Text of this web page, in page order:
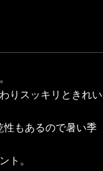
りスッキリときれい
もあるので暑い季
ト。